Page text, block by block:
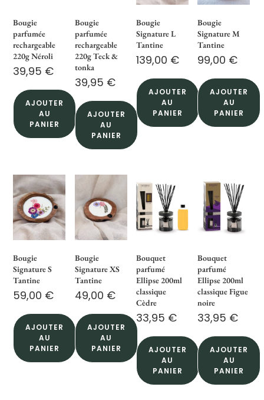
Bougie
parfumée
rechargeable
220g Néroli
39,95 €
AJOUTER
AU
PANIER
Bougie
parfumée
rechargeable
220g Teck &
tonka
39,95 €
AJOUTER
AU
PANIER
Bougie
Signature L
Tantine
139,00 €
AJOUTER
AU
PANIER
Bougie
Signature M
Tantine
99,00 €
AJOUTER
AU
PANIER
Bougie
Signature S
Tantine
59,00 €
AJOUTER
AU
PANIER
Bougie
Signature XS
Tantine
49,00 €
AJOUTER
AU
PANIER
Bouquet
parfumé
Ellipse 200ml
classique
Cèdre
33,95 €
AJOUTER
AU
PANIER
Bouquet
parfumé
Ellipse 200ml
classique Figue
noire
33,95 €
AJOUTER
AU
PANIER